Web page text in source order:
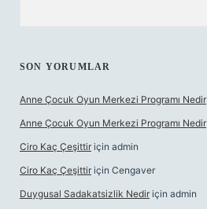
SON YORUMLAR
Anne Çocuk Oyun Merkezi Programı Nedir
Anne Çocuk Oyun Merkezi Programı Nedir
Ciro Kaç Çeşittir için admin
Ciro Kaç Çeşittir için Cengaver
Duygusal Sadakatsizlik Nedir için admin